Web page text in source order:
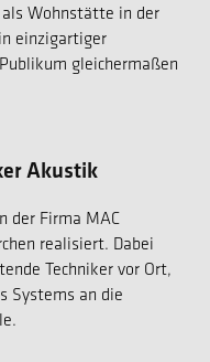
Wohnstätte in der
einzigartiger
gleichermaßen
Akustik
der Firma MAC
realisiert. Dabei
Techniker vor Ort,
Systems an die